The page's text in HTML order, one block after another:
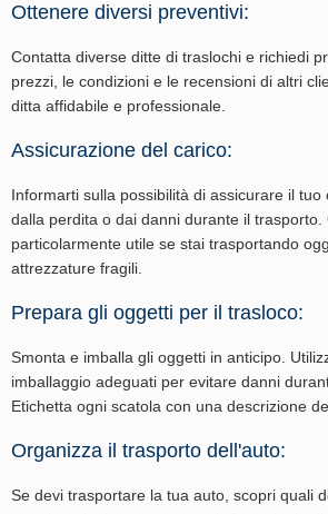
Ottenere diversi preventivi:
Contatta diverse ditte di traslochi e richiedi
prezzi, le condizioni e le recensioni di altri
ditta affidabile e professionale.
Assicurazione del carico:
Informarti sulla possibilità di assicurare il
dalla perdita o dai danni durante il
particolarmente utile se stai trasportando
attrezzature fragili.
Prepara gli oggetti per il trasloco:
Smonta e imballa gli oggetti in anticipo.
imballaggio adeguati per evitare danni
Etichetta ogni scatola con una descrizione
Organizza il trasporto dell'auto:
Se devi trasportare la tua auto, scopri quali